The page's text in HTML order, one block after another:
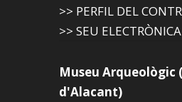
>> PERFIL DEL
>> SEU
Museu Arqueològic
d'Alacant)